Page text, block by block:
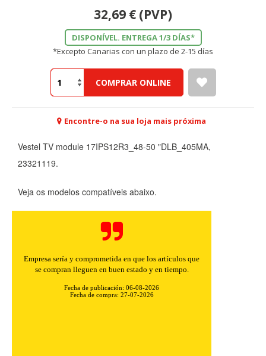
32,69 € (PVP)
DISPONÍVEL. ENTREGA 1/3 DÍAS*
*Excepto Canarias con un plazo de 2-15 días
COMPRAR ONLINE
Encontre-o na sua loja mais próxima
Vestel TV module 17IPS12R3_48-50 "DLB_405MA,
23321119.
Veja os modelos compatíveis abaixo.
Empresa sería y comprometida en que los artículos que
se compran lleguen en buen estado y en tiempo.
Fecha de publicación: 06-08-2026
Fecha de compra: 27-07-2026